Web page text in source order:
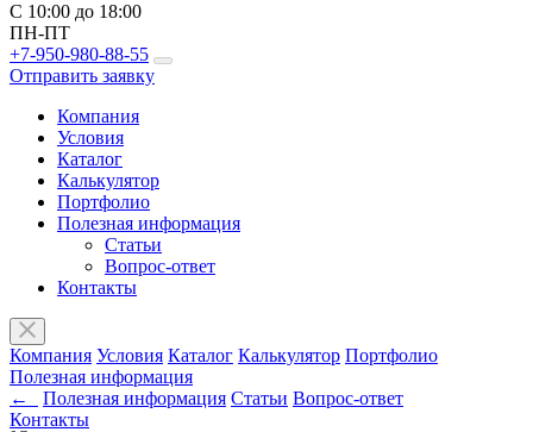
C 10:00 до 18:00
ПН-ПТ
+7-950-980-88-55
Отправить заявку
Компания
Условия
Каталог
Калькулятор
Портфолио
Полезная информация
Статьи
Вопрос-ответ
Контакты
Компания Условия Каталог Калькулятор Портфолио
Полезная информация
←
Полезная информация Статьи Вопрос-ответ
Контакты